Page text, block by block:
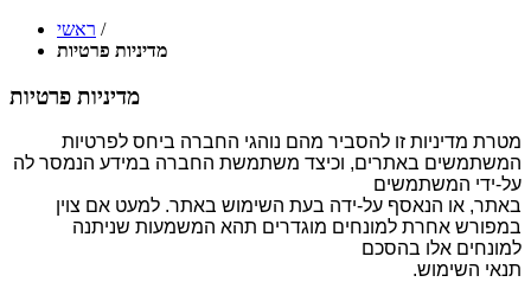
ראשי /
מדיניות פרטיות
מדיניות פרטיות
מטרת מדיניות זו להסביר מהם נוהגי החברה ביחס לפרטיות
המשתמשים באתרים, וכיצד משתמשת החברה במידע הנמסר לה
על-ידי המשתמשים
באתר, או הנאסף על-ידה בעת השימוש באתר. למעט אם צוין
במפורש אחרת למונחים מוגדרים תהא המשמעות שניתנה
למונחים אלו בהסכם
תנאי השימוש.